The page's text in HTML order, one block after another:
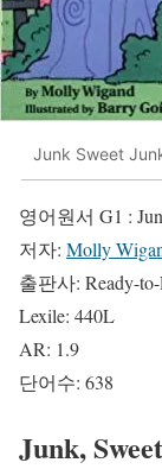
Junk Sweet
영어원서 G1 :
저자: Molly
출판사: Ready-to-
Lexile: 440L
AR: 1.9
단어수: 638
Junk,